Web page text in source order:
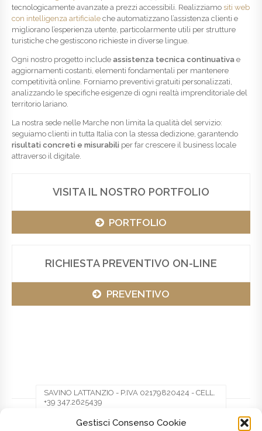
Gestisci Consenso Cookie
tecnologicamente avanzate a prezzi accessibili. Realizziamo siti web
con intelligenza artificiale che automatizzano l’assistenza clienti e
migliorano l’esperienza utente, particolarmente utili per strutture
turistiche che gestiscono richieste in diverse lingue.
Ogni nostro progetto include assistenza tecnica continuativa e
aggiornamenti costanti, elementi fondamentali per mantenere
competitività online. Forniamo preventivi gratuiti personalizzati,
analizzando le specifiche esigenze di ogni realtà imprenditoriale del
territorio lariano.
La nostra sede nelle Marche non limita la qualità del servizio:
seguiamo clienti in tutta Italia con la stessa dedizione, garantendo
risultati concreti e misurabili per far crescere il business locale
attraverso il digitale.
VISITA IL NOSTRO PORTFOLIO
PORTFOLIO
RICHIESTA PREVENTIVO ON-LINE
PREVENTIVO
SAVINO LATTANZIO - P.IVA 02179820424 - CELL.
+39 347.2625439